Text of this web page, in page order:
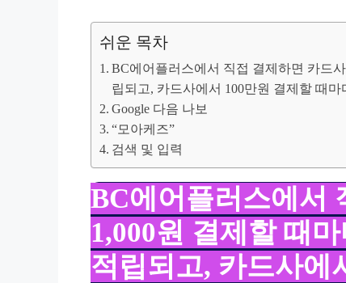
쉬운 목차
BC에어플러스에서 직접 결제하면 카드
립되고, 카드사에서 100만원 결제할 때
Google 다음 나보
“모아케즈”
검색 및 입력
BC에어플러스에서
1,000원 ​​결제할 때
적립되고, 카드사에